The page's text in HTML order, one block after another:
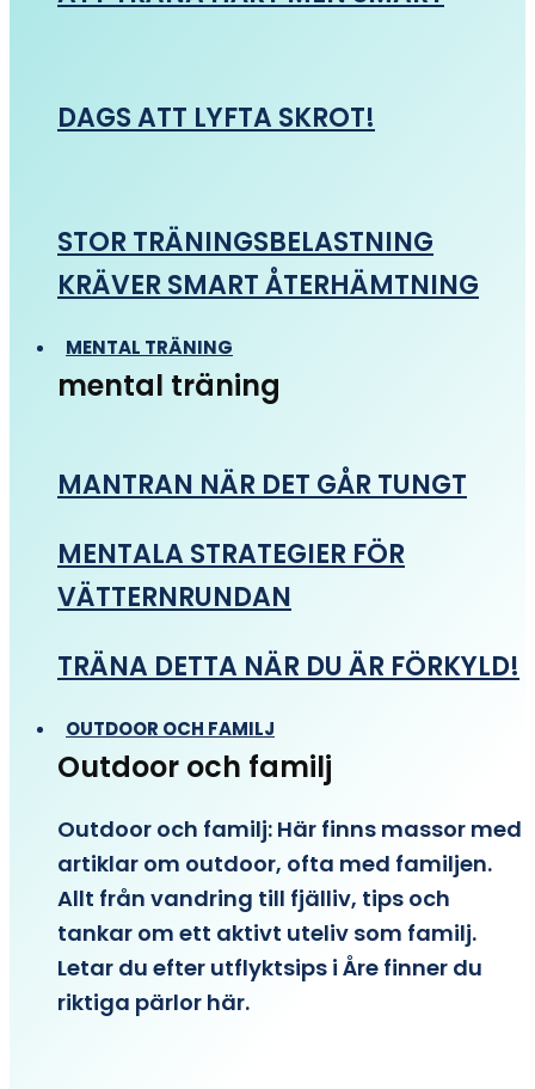
DAGS ATT LYFTA SKROT!
STOR TRÄNINGSBELASTNING
KRÄVER SMART ÅTERHÄMTNING
MENTAL TRÄNING
mental träning
MANTRAN NÄR DET GÅR TUNGT
MENTALA STRATEGIER FÖR
VÄTTERNRUNDAN
TRÄNA DETTA NÄR DU ÄR FÖRKYLD!
OUTDOOR OCH FAMILJ
Outdoor och familj
Outdoor och familj: Här finns massor med
artiklar om outdoor, ofta med familjen.
Allt från vandring till fjälliv, tips och
tankar om ett aktivt uteliv som familj.
Letar du efter utflyktsips i Åre finner du
riktiga pärlor här.